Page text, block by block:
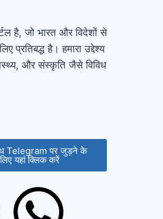
है, जो भारत और विदेशों से
प्रतिबद्ध है। हमारा उद्देश्य
और संस्कृति जैसे विविध
Telegram पर जुड़ने के
लिए यहां क्लिक करें